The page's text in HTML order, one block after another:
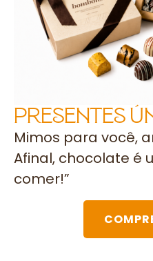
Presentes
Mimos para você,
Afinal, chocolate é
comer!”